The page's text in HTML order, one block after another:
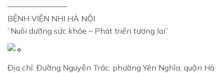
———————–
BỆNH VIỆN NHI HÀ NỘI
“Nuôi dưỡng sức khỏe – Phát triển tương lai”
Địa chỉ: Đường Nguyễn Trác, phường Yên Nghĩa, quận Hà